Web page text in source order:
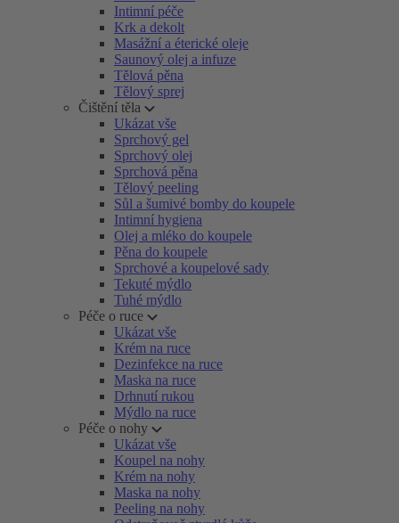
Intimní péče
Krk a dekolt
Masážní a éterické oleje
Saunový olej a infuze
Tělová pěna
Tělový sprej
Čištění těla
Ukázat vše
Sprchový gel
Sprchový olej
Sprchová pěna
Tělový peeling
Sůl a šumivé bomby do koupele
Intimní hygiena
Olej a mléko do koupele
Pěna do koupele
Sprchové a koupelové sady
Tekuté mýdlo
Tuhé mýdlo
Péče o ruce
Ukázat vše
Krém na ruce
Dezinfekce na ruce
Maska na ruce
Drhnutí rukou
Mýdlo na ruce
Péče o nohy
Ukázat vše
Koupel na nohy
Krém na nohy
Maska na nohy
Peeling na nohy